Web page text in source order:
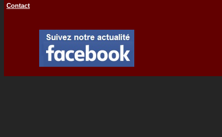
Contact